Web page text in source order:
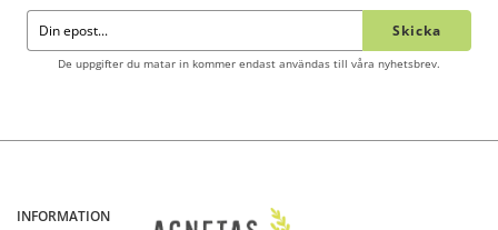
Skicka
De uppgifter du matar in kommer endast användas till våra nyhetsbrev.
INFORMATION